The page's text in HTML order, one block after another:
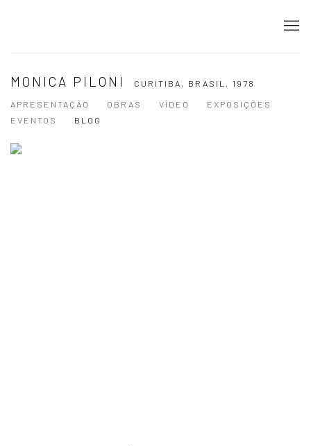
MONICA PILONI CURITIBA, BRASIL, 1978
APRESENTAÇÃO
OBRAS VÍDEO
EXPOSIÇÕES
EVENTOS
BLOG